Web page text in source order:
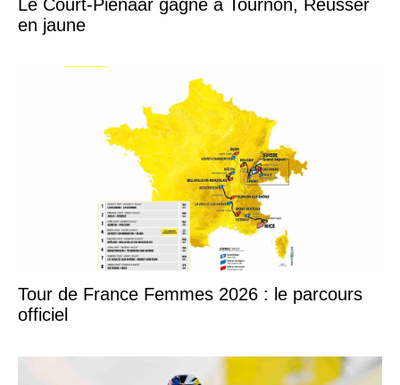
Le Court-Pienaar gagne à Tournon, Reusser
en jaune
Tour de France Femmes 2026 : le parcours
officiel